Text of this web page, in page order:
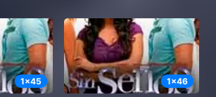
1x45 1x46